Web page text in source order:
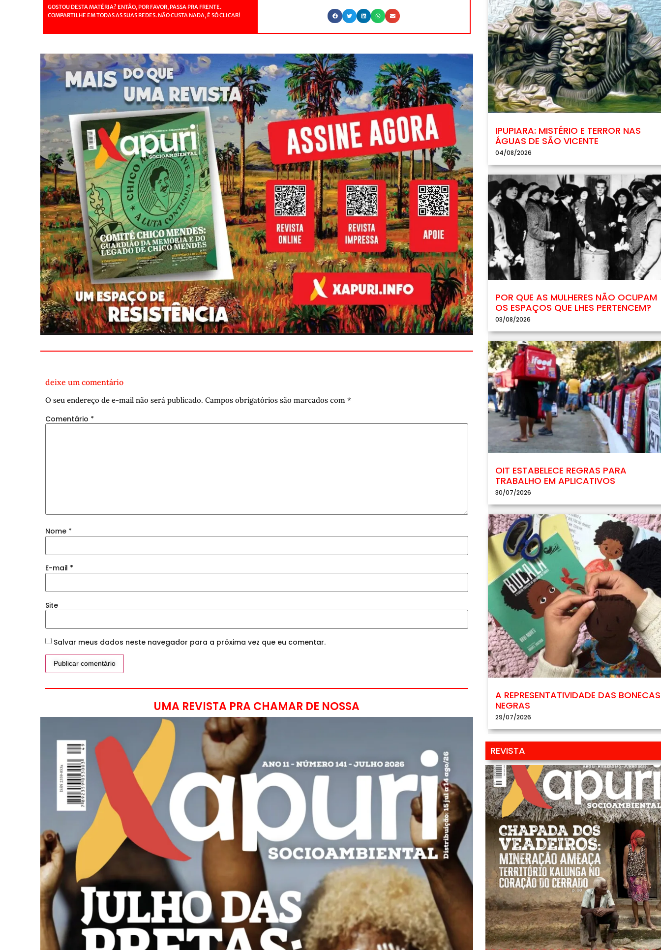
GOSTOU DESTA MATÉRIA? ENTÃO, POR FAVOR, PASSA PRA FRENTE.
COMPARTILHE EM TODAS AS SUAS REDES. NÃO CUSTA NADA, É SÓ CLICAR!
deixe um comentário
O seu endereço de e-mail não será publicado. Campos obrigatórios são marcados com *
Comentário *
Nome *
E-mail *
Site
Salvar meus dados neste navegador para a próxima vez que eu comentar.
UMA REVISTA PRA CHAMAR DE NOSSA
IPUPIARA: MISTÉRIO E TERROR NAS
ÁGUAS DE SÃO VICENTE
04/08/2026
POR QUE AS MULHERES NÃO OCUPAM
OS ESPAÇOS QUE LHES PERTENCEM?
03/08/2026
OIT ESTABELECE REGRAS PARA
TRABALHO EM APLICATIVOS
30/07/2026
A REPRESENTATIVIDADE DAS BONECAS
NEGRAS
29/07/2026
REVISTA